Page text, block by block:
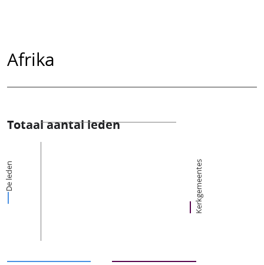
Afrika
Totaal aantal leden
De leden Kerkgemeentes